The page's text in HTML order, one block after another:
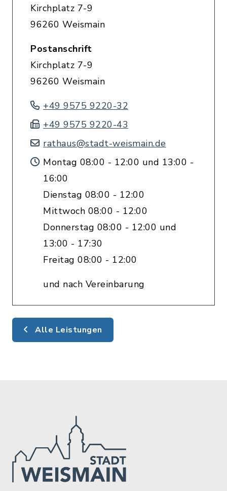
Kirchplatz 7-9
96260 Weismain
Postanschrift
Kirchplatz 7-9
96260 Weismain
+49 9575 9220-32
+49 9575 9220-43
rathaus@stadt-weismain.de
Montag 08:00 - 12:00 und 13:00 -
16:00
Dienstag 08:00 - 12:00
Mittwoch 08:00 - 12:00
Donnerstag 08:00 - 12:00 und
13:00 - 17:30
Freitag 08:00 - 12:00
und nach Vereinbarung
Alle Leistungen